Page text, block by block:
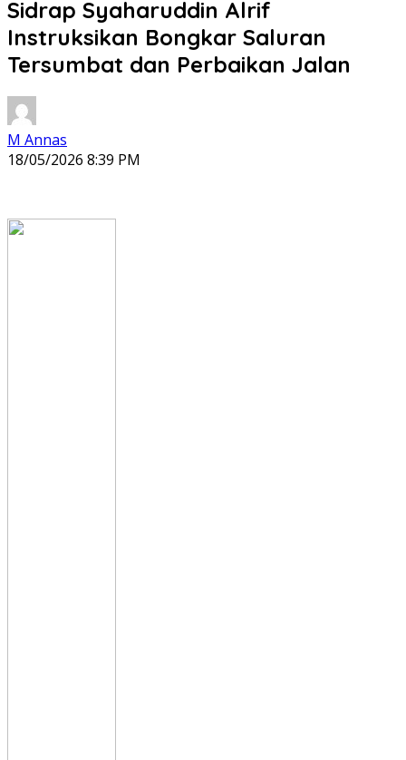
Sidrap Syaharuddin Alrif
Instruksikan Bongkar Saluran
Tersumbat dan Perbaikan Jalan
M Annas
18/05/2026 8:39 PM